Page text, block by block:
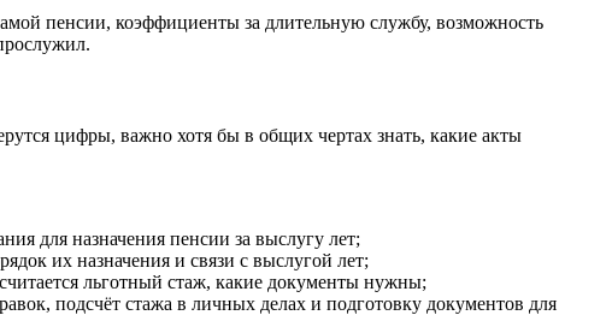
пенсии, коэффициенты за длительную службу, возможность
цифры, важно хотя бы в общих чертах знать, какие акты
для назначения пенсии за выслугу лет;
их назначения и связи с выслугой лет;
льготный стаж, какие документы нужны;
подсчёт стажа в личных делах и подготовку документов для